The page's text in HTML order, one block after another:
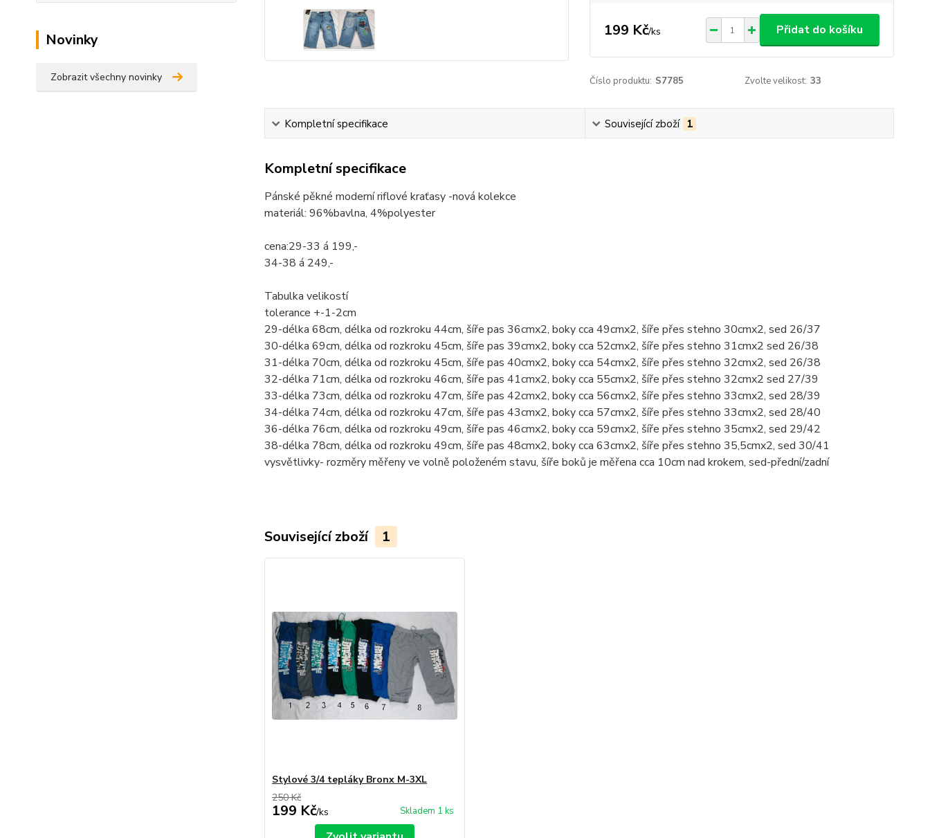
Novinky
Zobrazit všechny novinky
199 Kč/ks Přidat do košíku
Číslo produktu: S7785 Zvolte velikost: 33
Kompletní specifikace Související zboží 1
Kompletní specifikace
Pánské pěkné moderní riflové kraťasy -nová kolekce
materiál: 96%bavlna, 4%polyester
cena:29-33 á 199,-
34-38 á 249,-
Tabulka velikostí
tolerance +-1-2cm
29-délka 68cm, délka od rozkroku 44cm, šíře pas 36cmx2, boky cca 49cmx2, šíře přes stehno 30cmx2, sed 26/37
30-délka 69cm, délka od rozkroku 45cm, šíře pas 39cmx2, boky cca 52cmx2, šíře přes stehno 31cmx2 sed 26/38
31-délka 70cm, délka od rozkroku 45cm, šíře pas 40cmx2, boky cca 54cmx2, šíře přes stehno 32cmx2, sed 26/38
32-délka 71cm, délka od rozkroku 46cm, šíře pas 41cmx2, boky cca 55cmx2, šíře přes stehno 32cmx2 sed 27/39
33-délka 73cm, délka od rozkroku 47cm, šíře pas 42cmx2, boky cca 56cmx2, šíře přes stehno 33cmx2, sed 28/39
34-délka 74cm, délka od rozkroku 47cm, šíře pas 43cmx2, boky cca 57cmx2, šíře přes stehno 33cmx2, sed 28/40
36-délka 76cm, délka od rozkroku 49cm, šíře pas 46cmx2, boky cca 59cmx2, šíře přes stehno 35cmx2, sed 29/42
38-délka 78cm, délka od rozkroku 49cm, šíře pas 48cmx2, boky cca 63cmx2, šíře přes stehno 35,5cmx2, sed 30/41
vysvětlivky- rozměry měřeny ve volně položeném stavu, šíře boků je měřena cca 10cm nad krokem, sed-přední/zadní
Související zboží 1
Stylové 3/4 tepláky Bronx M-3XL
250 Kč
199 Kč/ks Skladem 1 ks